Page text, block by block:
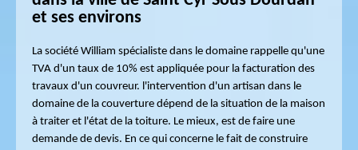
et ses environs
La société William spécialiste dans le domaine rappelle qu'une
TVA d'un taux de 10% est appliquée pour la facturation des
travaux d'un couvreur. l'intervention d'un artisan dans le
domaine de la couverture dépend de la situation de la maison
à traiter et l'état de la toiture. Le mieux, est de faire une
demande de devis. En ce qui concerne le fait de construire